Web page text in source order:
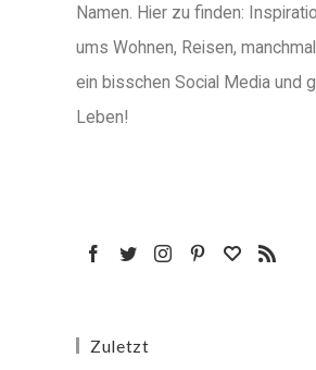
Namen. Hier zu finden:
ums Wohnen, Reisen,
ein bisschen Social Media und
Leben!
Zuletzt